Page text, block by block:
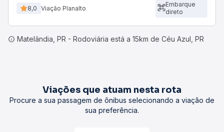
8,0 Viação Planalto
Embarque
direto
Matelândia, PR - Rodoviária está a 15km de Céu Azul, PR
Viações que atuam nesta rota
Procure a sua passagem de ônibus selecionando a viação de
sua preferência.